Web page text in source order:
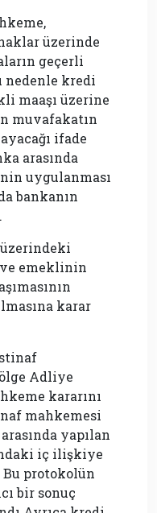
üzerinde
geçerli
nedenle kredi
maaşı üzerine
muvafakatın
ifade
arasında
uygulanması
bankanın
emeklinin
karar
Adliye
kararını
mahkemesi
yapılan
iç ilişkiye
protokolün
bir sonuç